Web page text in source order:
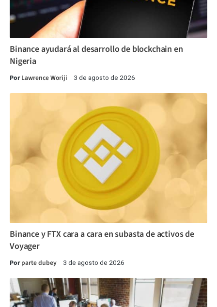
Binance ayudará al desarrollo de blockchain en
Nigeria
PorLawrence Woriji 3 de agosto de 2026
Binance y FTX cara a cara en subasta de activos de
Voyager
Porparte dubey 3 de agosto de 2026